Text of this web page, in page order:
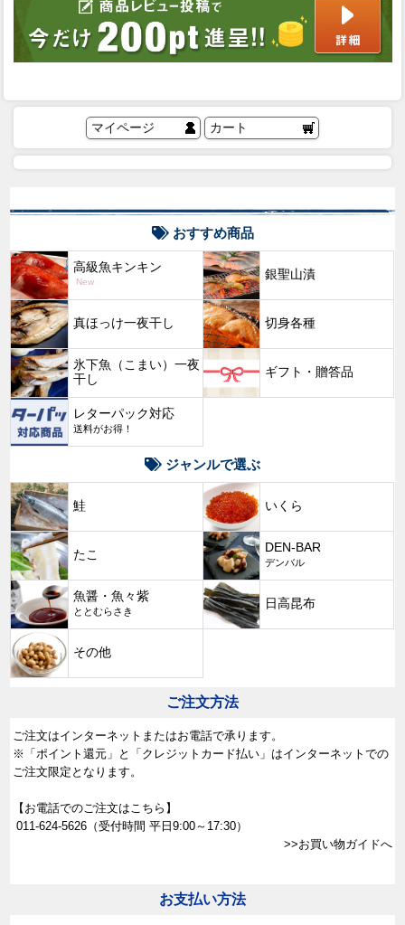
マイページ カート
おすすめ商品
高級魚キンキン
New
銀聖山漬
真ほっけ一夜干し 切身各種
氷下魚（こまい）一夜
干し
ギフト・贈答品
レターパック対応
送料がお得！
ジャンルで選ぶ
鮭 いくら
たこ
DEN-BAR
デンバル
魚醤・魚々紫
ととむらさき
日高昆布
その他
ご注文方法
ご注文はインターネットまたはお電話で承ります。
※「ポイント還元」と「クレジットカード払い」はインターネットでの
ご注文限定となります。
【お電話でのご注文はこちら】
011-624-5626 （受付時間 平日9:00～17:30）
>>お買い物ガイドへ
お支払い方法